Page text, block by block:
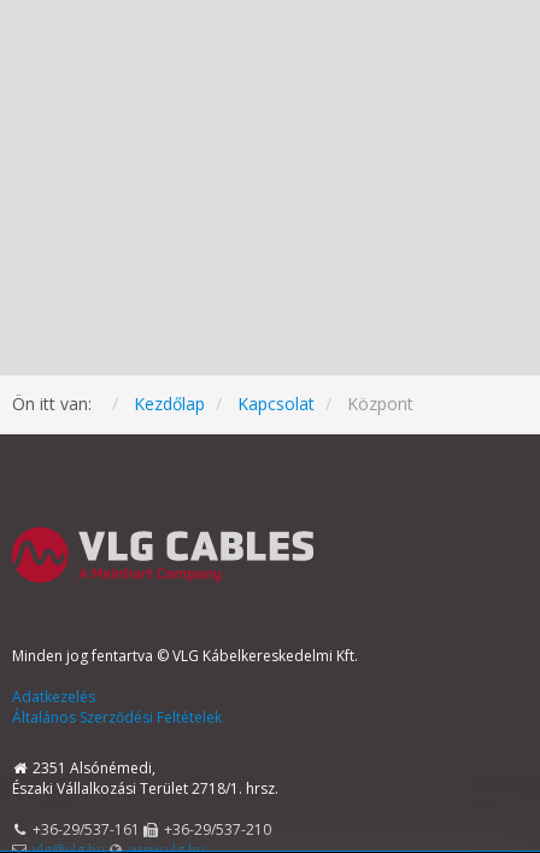
Ön itt van: Kezdőlap Kapcsolat Központ
Minden jog fentartva © VLG Kábelkereskedelmi Kft.
Adatkezelés
Általános Szerződési Feltételek
2351 Alsónémedi,
Északi Vállalkozási Terület 2718/1. hrsz.
+36-29/537-161
+36-29/537-210